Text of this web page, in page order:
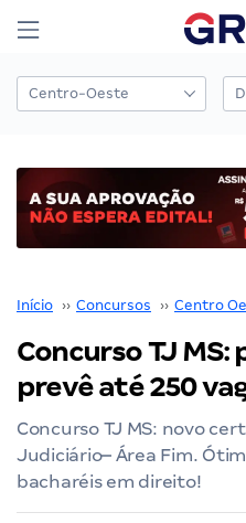
Início ›› Concursos ›› Centro
Concurso TJ
prevê até 250
Concurso TJ MS: novo
Judiciário– Área Fim.
bacharéis em direito!